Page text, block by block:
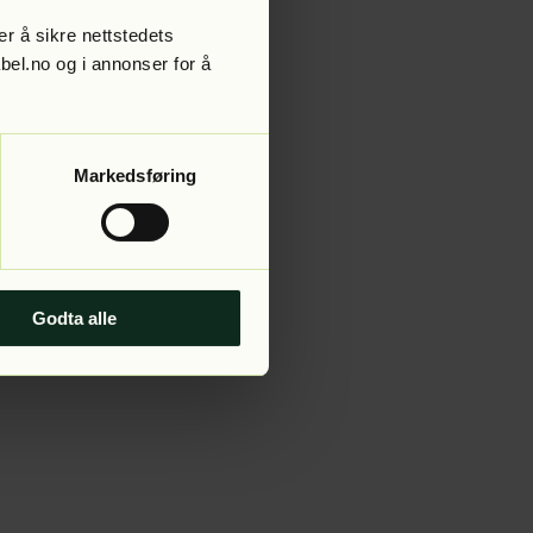
å sikre nettstedets
og i annonser for å
Markedsføring
Godta alle